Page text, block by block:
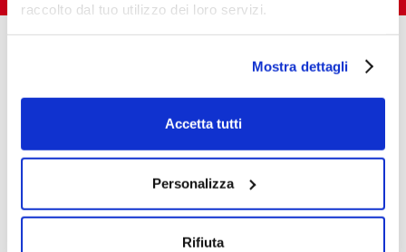
raccolto dal tuo utilizzo dei loro servizi.
Mostra dettagli
Accetta tutti
Personalizza
Rifiuta
Via Thomas A. Edison, 4 – 27058 Voghera (Italia)
+39 0383 212012| Fax:+39 0383 41164
balma.capoduri@pec.it
Cap. soc. € 3.600.000 int. vers.